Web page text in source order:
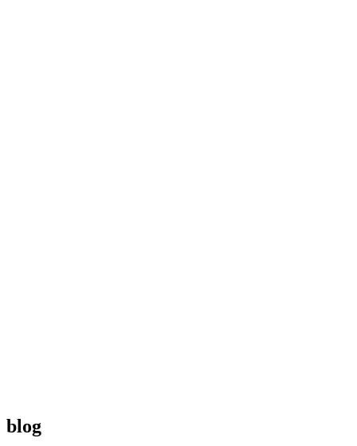
blog